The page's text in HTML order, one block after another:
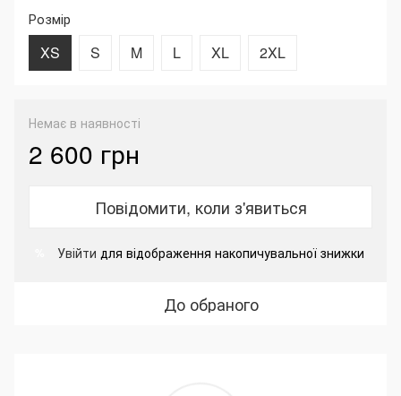
Розмір
XS S M L XL 2XL
Немає в наявності
2 600 грн
Повідомити, коли з'явиться
Увійти для відображення накопичувальної знижки
До обраного